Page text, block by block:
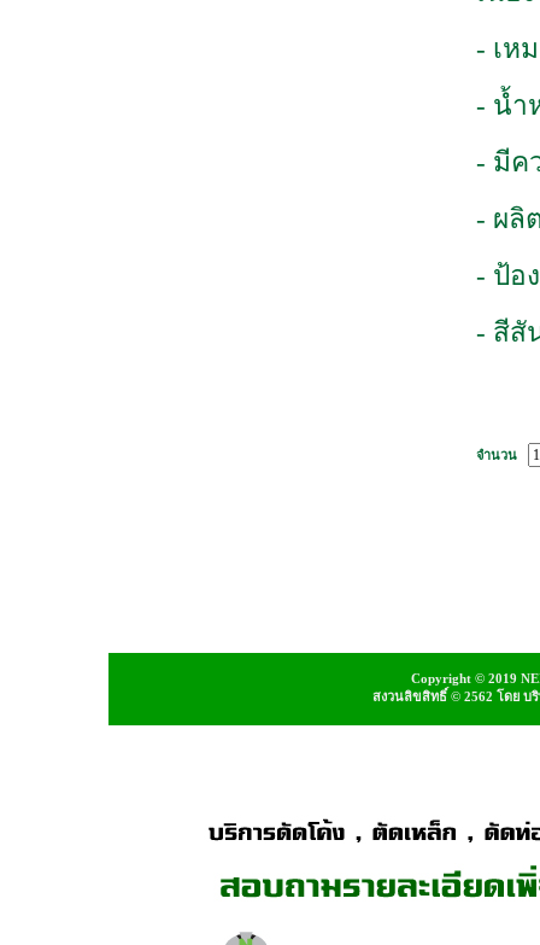
- เห
- น้ำ
- มีค
- ผลิ
- ป้อ
- สีสั
จำนวน
Copyright © 2019
สงวนลิขสิทธิ์ © 2562 โดย บ